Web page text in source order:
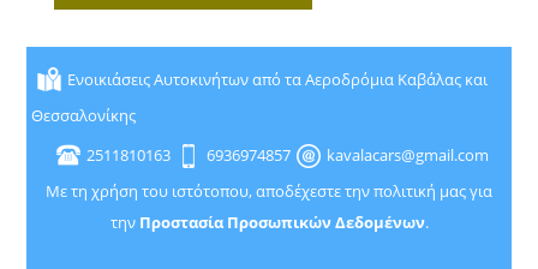
Ενοικιάσεις Αυτοκινήτων από τα Αεροδρόμια Καβάλας και
Θεσσαλονίκης
2511810163
6936974857
kavalacars@gmail.com
Με τη χρήση του ιστότοπου, αποδέχεστε την πολιτική μας για
την Προστασία Προσωπικών Δεδομένων.